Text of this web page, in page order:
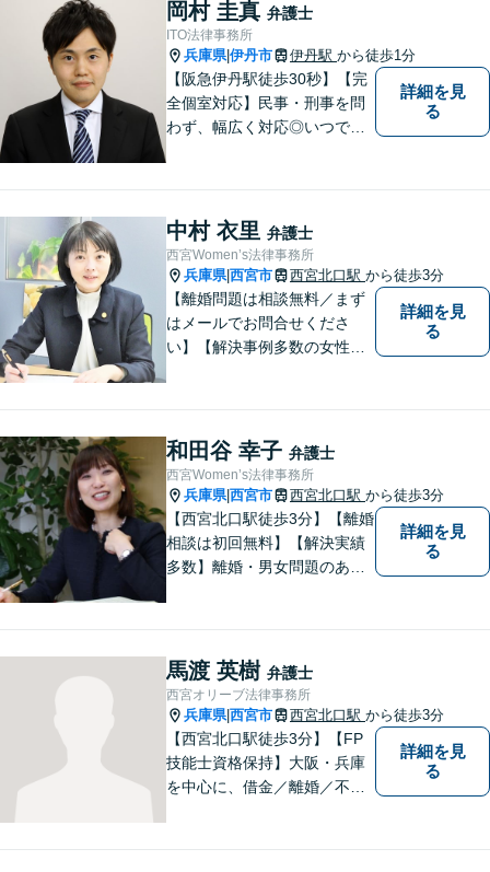
岡村 圭真 弁護士
ITO法律事務所
兵庫県|伊丹市 伊丹駅 から徒歩1分
【阪急伊丹駅徒歩30秒】【完
全個室対応】民事・刑事を問
わず、幅広く対応◎いつでも
れず、尽力してまいります。
【メーカー法務経験あり】
詳細を見
る
中村 衣里 弁護士
西宮Women’s法律事務所
兵庫県|西宮市 西宮北口駅 から徒歩3分
【離婚問題は相談無料／まず
はメールでお問合せくださ
い】【解決事例多数の女性弁
神戸・西宮・尼崎・芦屋でお
困りの女性はぜひご相談くだ
さい。【完全個室・お子様も
歓迎】
詳細を見
る
和田谷 幸子 弁護士
西宮Women’s法律事務所
兵庫県|西宮市 西宮北口駅 から徒歩3分
【西宮北口駅徒歩3分】【離婚
相談は初回無料】【解決実績
多数】離婚・男女問題のあら
します。【土日祝日・夜間の
ご相談も対応可】【完全個室
／お子様同伴でも大丈夫で
す】
詳細を見
る
馬渡 英樹 弁護士
西宮オリーブ法律事務所
兵庫県|西宮市 西宮北口駅 から徒歩3分
【西宮北口駅徒歩3分】【FP
技能士資格保持】大阪・兵庫
を中心に、借金／離婚／不動
詳細を見
る